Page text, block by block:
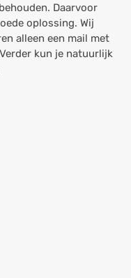
Daarvoor
oplossing. Wij
alleen een mail met
kun je natuurlijk